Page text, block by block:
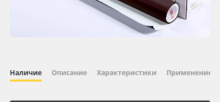
Наличие Описание Характеристики Применение